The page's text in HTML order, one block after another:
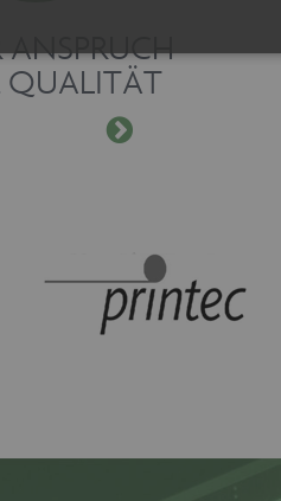
ANSPRUCH
QUALITÄT
Cookie-Banner. Ohne die unbedingt
fuer-holz.de verwendet, um die
Webseite zu speichern. Das Cookie muss
Seiten und Seiteninhalte stringent in der
Dienst verwendet, um die